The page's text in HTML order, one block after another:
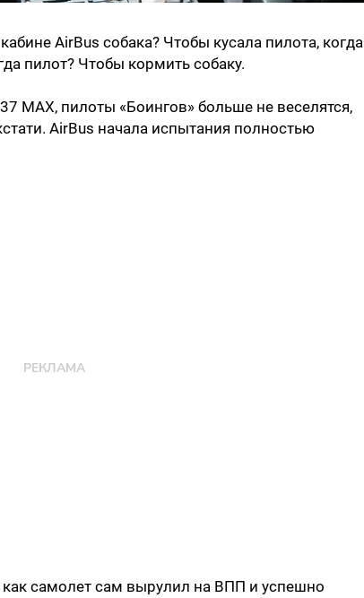
AirBus собака? Чтобы кусала пилота, когда
пилот? Чтобы кормить собаку.
MAX, пилоты «Боингов» больше не веселятся,
AirBus начала испытания полностью
как самолет сам вырулил на ВПП и успешно